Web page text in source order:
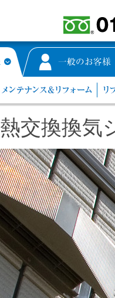
熱交換換気